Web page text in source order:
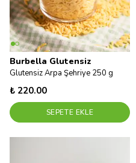
Burbella Glutensiz
Glutensiz Arpa Şehriye 250 g
₺ 220.00
SEPETE EKLE